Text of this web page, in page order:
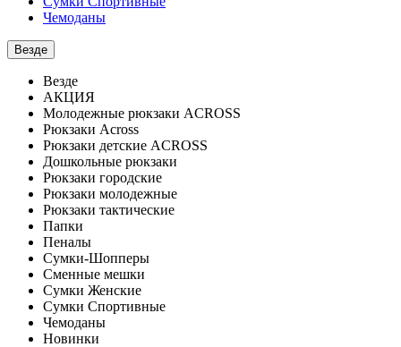
Чемоданы
Везде
Везде
АКЦИЯ
Молодежные рюкзаки ACROSS
Рюкзаки Across
Рюкзаки детские ACROSS
Дошкольные рюкзаки
Рюкзаки городские
Рюкзаки молодежные
Рюкзаки тактические
Папки
Пеналы
Сумки-Шопперы
Сменные мешки
Сумки Женские
Сумки Спортивные
Чемоданы
Новинки